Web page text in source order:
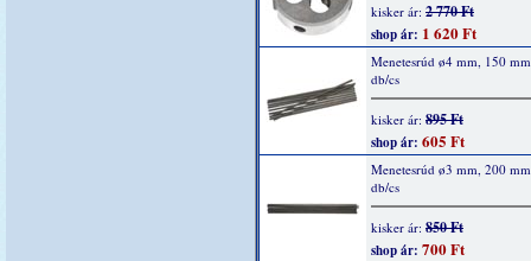
kisker ár: 2 770 Ft
shop ár: 1 620 Ft
Menetesrúd ø4 mm, 150
db/cs
kisker ár: 895 Ft
shop ár: 605 Ft
Menetesrúd ø3 mm, 200
db/cs
kisker ár: 850 Ft
shop ár: 700 Ft